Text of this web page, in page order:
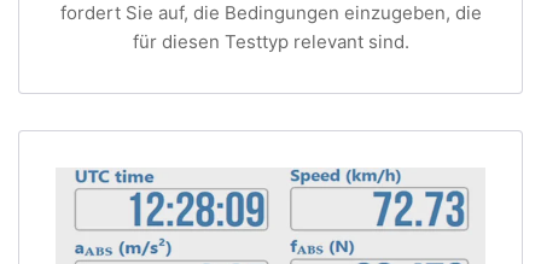
fordert Sie auf, die Bedingungen einzugeben, die
für diesen Testtyp relevant sind.